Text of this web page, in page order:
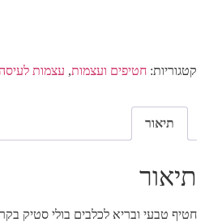
קטגוריות: חטיפים ועצמות, עצמות
תיאור
תיאור
חטיף טבעי ובריא לכלבים בולי סטיק